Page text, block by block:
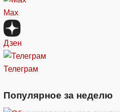
Max
Дзен
Телеграм
Популярное за неделю